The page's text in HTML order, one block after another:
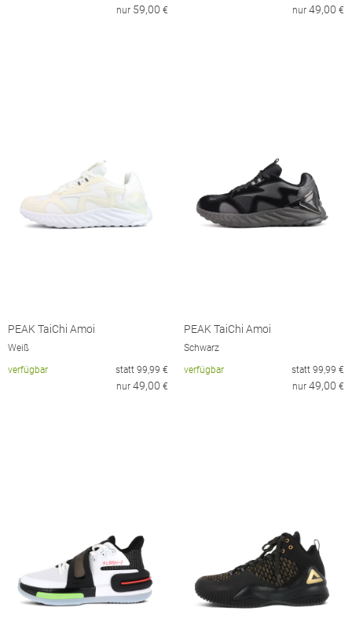
nur 59,00 €
nur 49,00 €
PEAK TaiChi Amoi
Weiß
verfügbar
statt 99,99 €
nur 49,00 €
PEAK TaiChi Amoi
Schwarz
verfügbar
statt 99,99 €
nur 49,00 €